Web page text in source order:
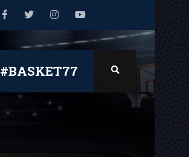
#BASKET77